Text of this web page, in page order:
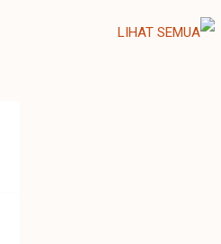
LIHAT SEMUA